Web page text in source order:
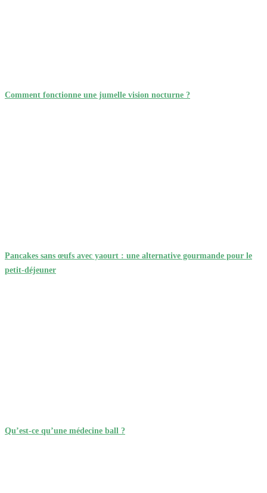
Comment fonctionne une jumelle vision nocturne ?
Pancakes sans œufs avec yaourt : une alternative gourmande pour le
petit-déjeuner
Qu’est-ce qu’une médecine ball ?